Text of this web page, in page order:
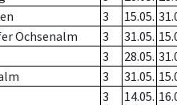
3 15.05.
Ochsenalm 3 31.05.
3 28.05.
3 31.05.
3 14.05.